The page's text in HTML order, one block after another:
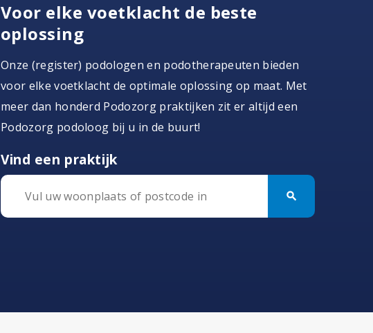
Voor elke voetklacht de beste
oplossing
Onze (register) podologen en podotherapeuten bieden
voor elke voetklacht de optimale oplossing op maat. Met
meer dan honderd Podozorg praktijken zit er altijd een
Podozorg podoloog bij u in de buurt!
Vind een praktijk
search